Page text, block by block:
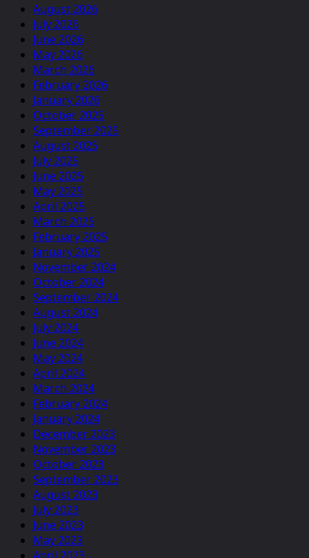
August 2026
July 2026
June 2026
May 2026
March 2026
February 2026
January 2026
October 2025
September 2025
August 2025
July 2025
June 2025
May 2025
April 2025
March 2025
February 2025
January 2025
November 2024
October 2024
September 2024
August 2024
July 2024
June 2024
May 2024
April 2024
March 2024
February 2024
January 2024
December 2023
November 2023
October 2023
September 2023
August 2023
July 2023
June 2023
May 2023